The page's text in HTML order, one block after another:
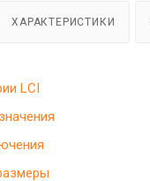
ХАРАКТЕРИСТИКИ
LCI